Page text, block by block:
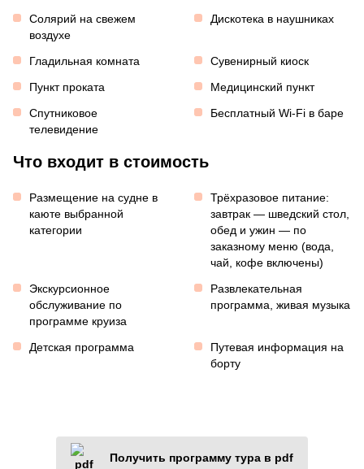
Солярий на свежем
воздухе
Дискотека в наушниках
Гладильная комната
Сувенирный киоск
Пункт проката
Медицинский пункт
Спутниковое
телевидение
Бесплатный Wi-Fi в баре
Что входит в стоимость
Размещение на судне в
каюте выбранной
категории
Трёхразовое питание:
завтрак — шведский стол,
обед и ужин — по
заказному меню (вода,
чай, кофе включены)
Экскурсионное
обслуживание по
программе круиза
Развлекательная
программа, живая музыка
Детская программа
Путевая информация на
борту
Получить программу тура в pdf